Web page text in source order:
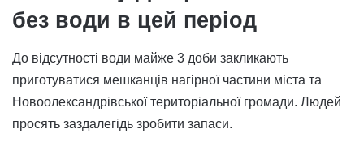
без води в цей період
До відсутності води майже 3 доби закликають
приготуватися мешканців нагірної частини міста та
Новоолександрівської територіальної громади. Людей
просять заздалегідь зробити запаси.